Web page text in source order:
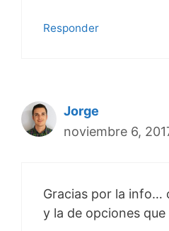
Responder
Jorge
noviembre 6,
Gracias por la info…
y la de opciones que